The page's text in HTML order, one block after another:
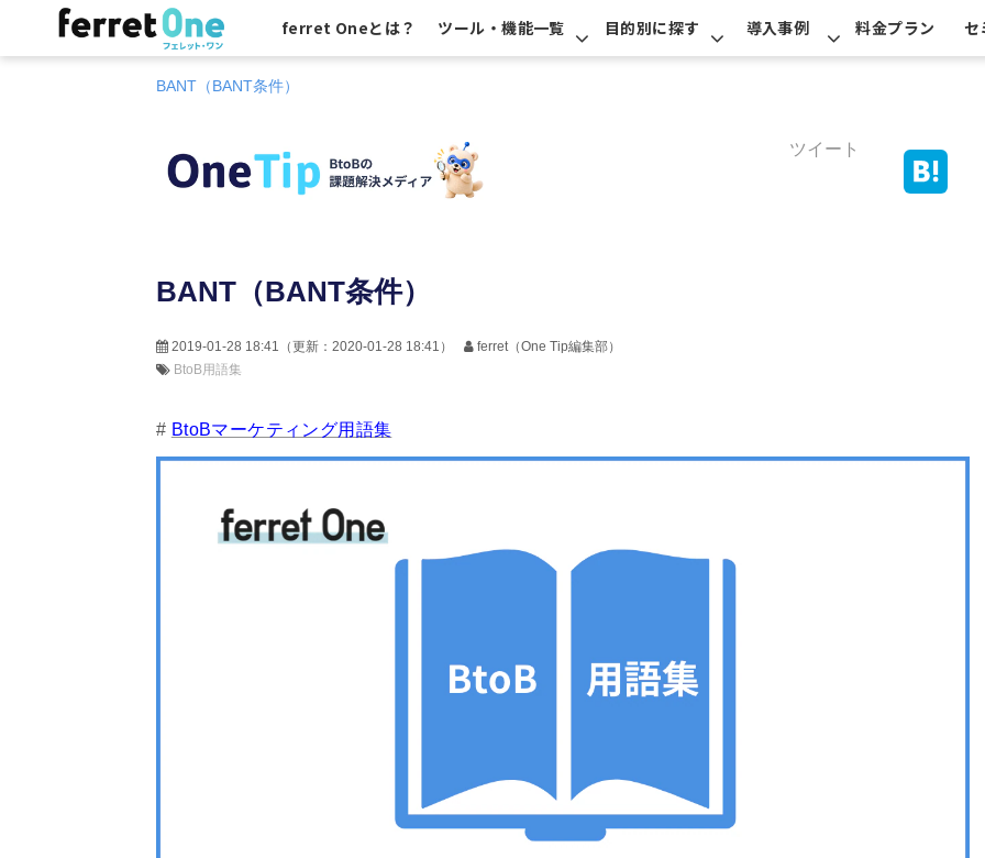
ferret Oneとは？ ツール・機能一覧 目的別に探す 導入事例 料金プラン セ
BANT（BANT条件）
ツイート
BANT（BANT条件）
2019-01-28 18:41 （更新： 2020-01-28 18:41 ）
ferret（One Tip編集部）
BtoB用語集
# BtoBマーケティング用語集